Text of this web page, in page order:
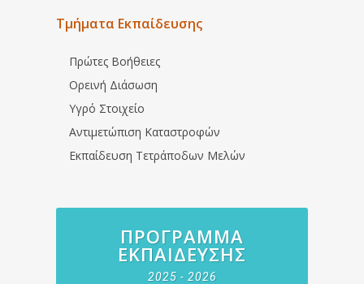
Τμήματα Εκπαίδευσης
Πρώτες Βοήθειες
Ορεινή Διάσωση
Υγρό Στοιχείο
Αντιμετώπιση Καταστροφών
Εκπαίδευση Τετράποδων Μελών
ΠΡΌΓΡΑΜΜΑ
ΕΚΠΑΊΔΕΥΣΗΣ
2025 - 2026